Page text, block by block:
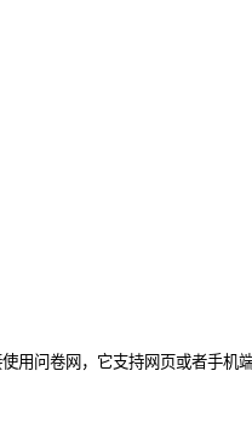
问卷网，它支持网页或者手机